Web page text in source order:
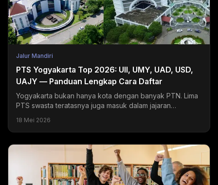
Jalur Mandiri
PTS Yogyakarta Top 2026: UII, UMY, UAD, USD,
UAJY — Panduan Lengkap Cara Daftar
Yogyakarta bukan hanya kota dengan banyak PTN. Lima
PTS swasta teratasnya juga masuk dalam jajaran
tujuan...
18 Mei 2026